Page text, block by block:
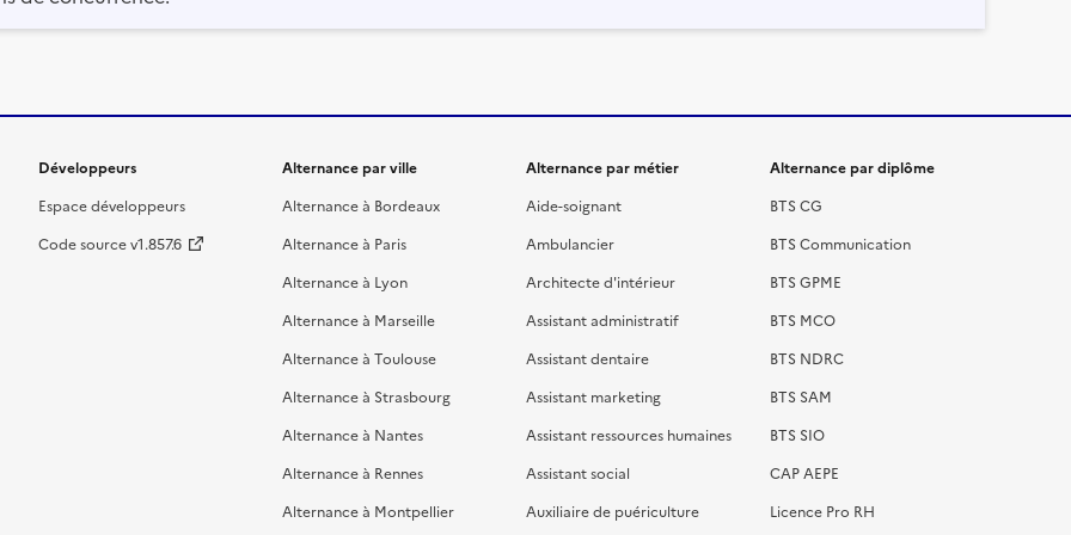
Développeurs
Espace développeurs
Code source v1.857.6
Alternance par ville
Alternance à Bordeaux
Alternance à Paris
Alternance à Lyon
Alternance à Marseille
Alternance à Toulouse
Alternance à Strasbourg
Alternance à Nantes
Alternance à Rennes
Alternance à Montpellier
Alternance par métier
Aide-soignant
Ambulancier
Architecte d'intérieur
Assistant administratif
Assistant dentaire
Assistant marketing
Assistant ressources humaines
Assistant social
Auxiliaire de puériculture
Alternance par diplôme
BTS CG
BTS Communication
BTS GPME
BTS MCO
BTS NDRC
BTS SAM
BTS SIO
CAP AEPE
Licence Pro RH